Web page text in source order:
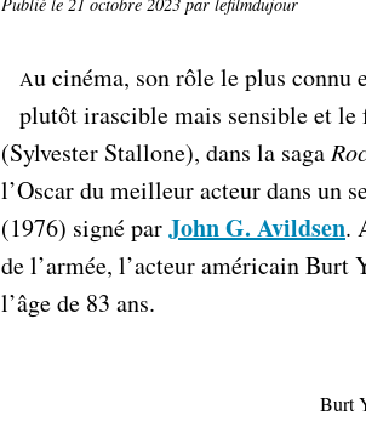
Au cinéma, son rôle le plus
plutôt irascible mais sensible et
(Sylvester Stallone), dans la saga
l’Oscar du meilleur acteur dans un
(1976) signé parJohn G. Avildsen.
de l’armée, l’acteur américain Burt
l’âge de 83 ans.
Burt